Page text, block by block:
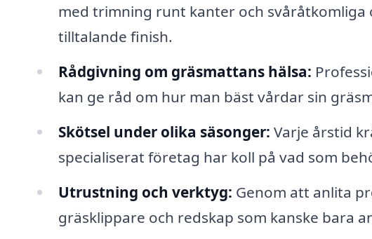
med trimning runt kanter och
tilltalande finish.
Rådgivning om gräsmattans hälsa:
kan ge råd om hur man bäst vårdar sin
Skötsel under olika säsonger: Varje årstid
specialiserat företag har koll på vad som
Utrustning och verktyg: Genom att anlita
gräsklippare och redskap som kanske bara